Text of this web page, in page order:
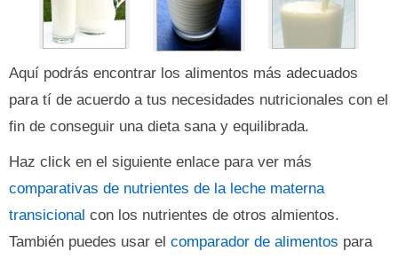
Aquí podrás encontrar los alimentos más adecuados
para tí de acuerdo a tus necesidades nutricionales con el
fin de conseguir una dieta sana y equilibrada.
Haz click en el siguiente enlace para ver más
comparativas de nutrientes de la leche materna
transicional con los nutrientes de otros almientos.
También puedes usar el comparador de alimentos para